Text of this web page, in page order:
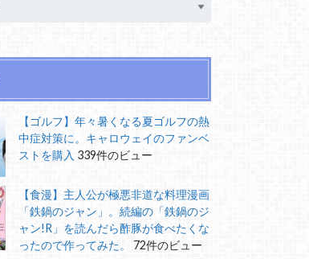
【ゴルフ】年々暑くなる夏ゴルフの熱
中症対策に。キャロウェイのファンベ
ストを購入 339件のビュー
【食漫】主人公が極悪非道な料理漫画
「鉄鍋のジャン」。続編の「鉄鍋のジ
ャン!R」を読んだら酢豚が食べたくな
ったので作ってみた。
72件のビュー